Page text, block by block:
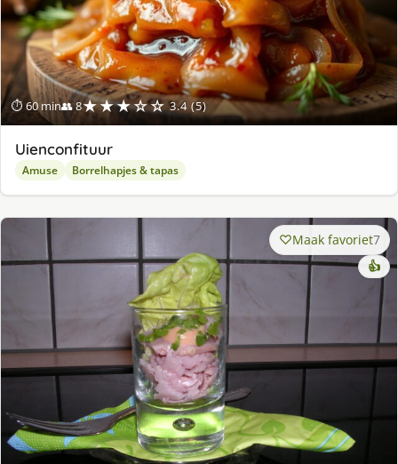
⏱ 60 min👥 8★★★☆☆ 3.4 (5)
Uienconfituur
Amuse Borrelhapjes & tapas
Maak favoriet7
👍